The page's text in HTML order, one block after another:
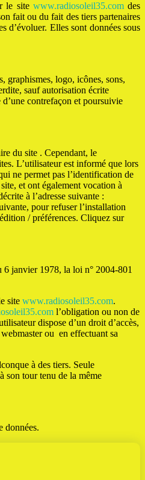
le site www.radiosoleil35.comdes
fait ou du fait des tiers partenaires
d’évoluer. Elles sont données sous
graphismes, logo, icônes, sons,
sauf autorisation écrite
contrefaçon et poursuivie
du site . Cependant, le
L’utilisateur est informé que lors
ne permet pas l’identification de
et ont également vocation à
à l’adresse suivante :
pour refuser l’installation
/ préférences. Cliquez sur
6 janvier 1978, la loi n° 2004-801
site www.radiosoleil35.com.
l’obligation ou non de
dispose d’un droit d’accès,
ou en effectuant sa
à des tiers. Seule
son tour tenu de la même
données.